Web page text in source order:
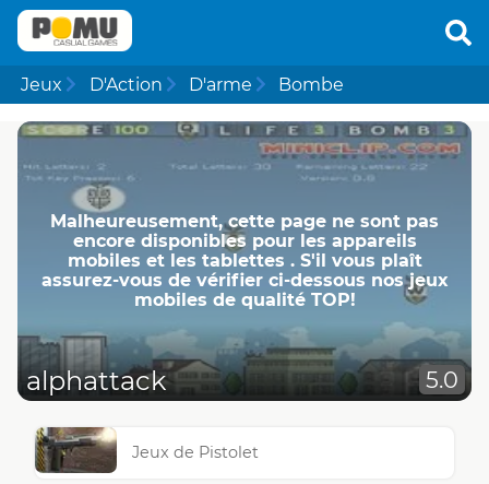
Jeux D'Action D'arme Bombe
Malheureusement, cette page ne ​​sont pas
encore disponibles pour les appareils
mobiles et les tablettes . S'il vous plaît
assurez-vous de vérifier ci-dessous nos jeux
mobiles de qualité TOP!
alphattack 5.0
Jeux de Pistolet